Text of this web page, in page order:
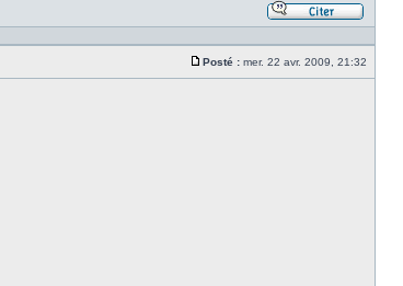
le
Posté : mer. 22 avr. 2009, 21:32